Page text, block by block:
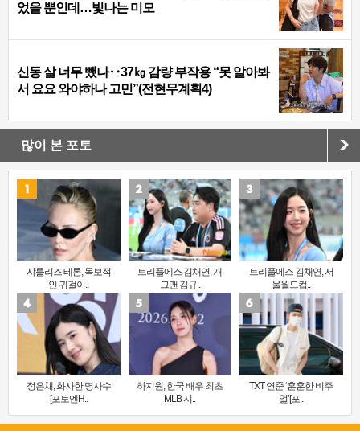
었을 뿐인데…빛나는 미모
신동 살 너무 뺐나‥37㎏ 감량 부작용 “못 알아봐
서 요요 와야하나 고민”(전현무계획4)
많이 본 포토
샤를리즈 테론, 독보적
인 귀걸이..
트리플에스 김채연, 개
그맨 김규..
트리플에스 김채연, 서
울월드컵..
정은채, 화사한 명사수
[포토엔H..
하지원, 한국 배우 최초
MLB 시..
TXT 연준 ‘훈훈한 비주
얼’[포..